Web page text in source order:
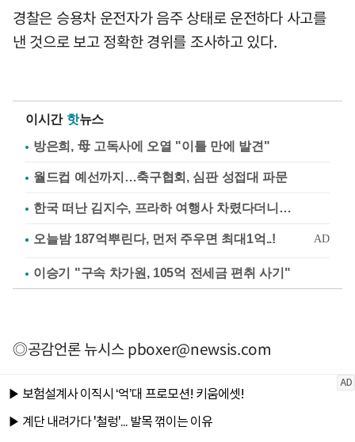
경찰은 승용차 운전자가 음주 상태로 운전하다 사고를
낸 것으로 보고 정확한 경위를 조사하고 있다.
이시간 핫뉴스
방은희, 母 고독사에 오열 "이틀 만에 발견"
월드컵 예선까지…축구협회, 심판 성접대 파문
한국 떠난 김지수, 프라하 여행사 차렸다더니…
이승기 "구속 차가원, 105억 전세금 편취 사기"
◎공감언론 뉴시스pboxer@newsis.com